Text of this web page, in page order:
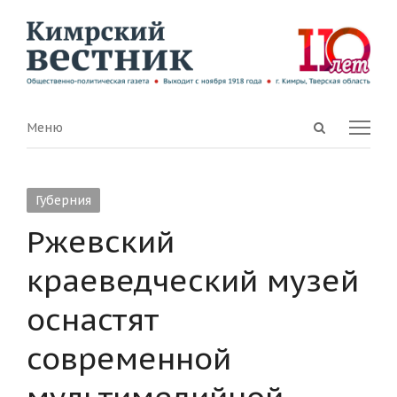
Open
Menu
Меню
Губерния
Ржевский
краеведческий музей
оснастят
современной